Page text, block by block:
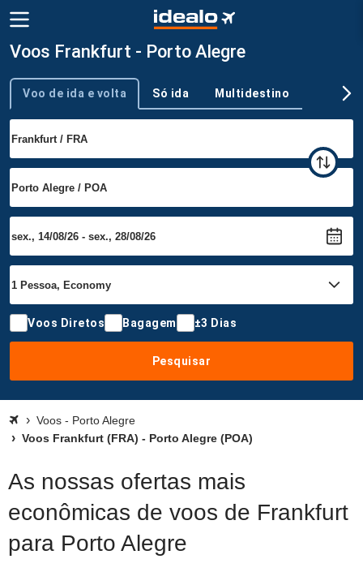
Voos Frankfurt - Porto Alegre
Tipo de viagem
Voo de ida e volta Só ida Multidestino
Voos Diretos Bagagem ±3 Dias
Pesquisar
Voos - Porto Alegre
Voos Frankfurt (FRA) - Porto Alegre (POA)
As nossas ofertas mais
econômicas de voos de Frankfurt
para Porto Alegre